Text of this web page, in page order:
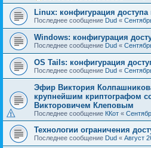
Linux: конфигурация
Последнее сообщение Dud «
Windows: конфигурация
Последнее сообщение Dud «
OS Tails: конфигурация
Последнее сообщение Dud «
Эфир Виктория
крупнейшим криптографом
Викторовичем Клеповым
Последнее сообщение ККот «
Технологии ограничения
Последнее сообщение Dud « Август